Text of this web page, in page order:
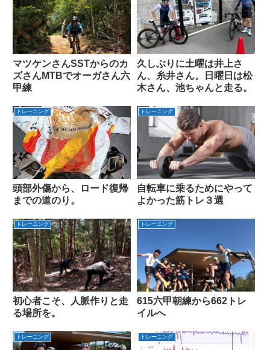
マツケンさんSSTからのカ
ズさんMTBでオーガさん六
甲練
久しぶりに土曜は井上さ
ん、糸井さん。日曜日は松
木さん、池ちゃんと走る。
トレーニング
頭部外傷から、ロード復帰
までの道のり。
トレーニング
自転車に乗るためにやって
よかった筋トレ３選
トレーニング
初心者こそ、人脈作りと走
る場所を。
トレーニング
615六甲朝練から662トレ
イルへ
トレーニング トレーニング